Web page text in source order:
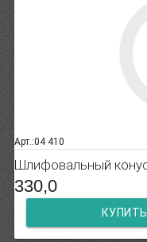
Арт.:04 410
Шлифовальный
330,0
КУПИТЬ